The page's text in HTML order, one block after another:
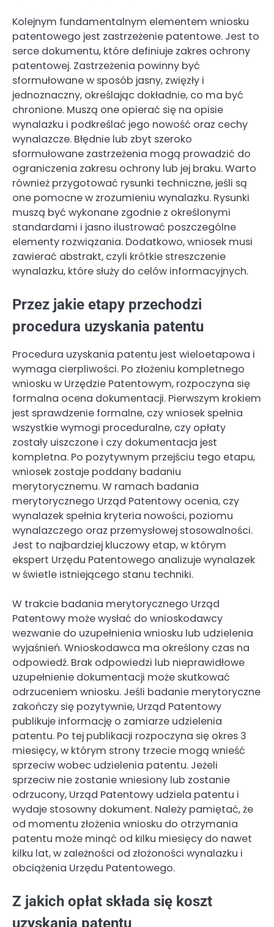
Kolejnym fundamentalnym elementem wniosku
patentowego jest zastrzeżenie patentowe. Jest to
serce dokumentu, które definiuje zakres ochrony
patentowej. Zastrzeżenia powinny być
sformułowane w sposób jasny, zwięzły i
jednoznaczny, określając dokładnie, co ma być
chronione. Muszą one opierać się na opisie
wynalazku i podkreślać jego nowość oraz cechy
wynalazcze. Błędnie lub zbyt szeroko
sformułowane zastrzeżenia mogą prowadzić do
ograniczenia zakresu ochrony lub jej braku. Warto
również przygotować rysunki techniczne, jeśli są
one pomocne w zrozumieniu wynalazku. Rysunki
muszą być wykonane zgodnie z określonymi
standardami i jasno ilustrować poszczególne
elementy rozwiązania. Dodatkowo, wniosek musi
zawierać abstrakt, czyli krótkie streszczenie
wynalazku, które służy do celów informacyjnych.
Przez jakie etapy przechodzi
procedura uzyskania patentu
Procedura uzyskania patentu jest wieloetapowa i
wymaga cierpliwości. Po złożeniu kompletnego
wniosku w Urzędzie Patentowym, rozpoczyna się
formalna ocena dokumentacji. Pierwszym krokiem
jest sprawdzenie formalne, czy wniosek spełnia
wszystkie wymogi proceduralne, czy opłaty
zostały uiszczone i czy dokumentacja jest
kompletna. Po pozytywnym przejściu tego etapu,
wniosek zostaje poddany badaniu
merytorycznemu. W ramach badania
merytorycznego Urząd Patentowy ocenia, czy
wynalazek spełnia kryteria nowości, poziomu
wynalazczego oraz przemysłowej stosowalności.
Jest to najbardziej kluczowy etap, w którym
ekspert Urzędu Patentowego analizuje wynalazek
w świetle istniejącego stanu techniki.
W trakcie badania merytorycznego Urząd
Patentowy może wysłać do wnioskodawcy
wezwanie do uzupełnienia wniosku lub udzielenia
wyjaśnień. Wnioskodawca ma określony czas na
odpowiedź. Brak odpowiedzi lub nieprawidłowe
uzupełnienie dokumentacji może skutkować
odrzuceniem wniosku. Jeśli badanie merytoryczne
zakończy się pozytywnie, Urząd Patentowy
publikuje informację o zamiarze udzielenia
patentu. Po tej publikacji rozpoczyna się okres 3
miesięcy, w którym strony trzecie mogą wnieść
sprzeciw wobec udzielenia patentu. Jeżeli
sprzeciw nie zostanie wniesiony lub zostanie
odrzucony, Urząd Patentowy udziela patentu i
wydaje stosowny dokument. Należy pamiętać, że
od momentu złożenia wniosku do otrzymania
patentu może minąć od kilku miesięcy do nawet
kilku lat, w zależności od złożoności wynalazku i
obciążenia Urzędu Patentowego.
Z jakich opłat składa się koszt
uzyskania patentu